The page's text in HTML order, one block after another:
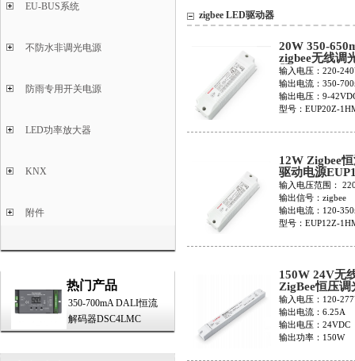
EU-BUS系统
不防水非调光电源
防雨专用开关电源
LED功率放大器
KNX
附件
热门产品
350-700mA DALI恒流
解码器DSC4LMC
zigbee LED驱动器
20W 350-
zigbee无线调
器EUP20Z-
输入电压：220-
输出电流：350-
输出电压：9-
型号：EUP20Z-
12W Zigbee
驱动电源
1HMC
输入电压范围：
输出信号：zigbee
输出电流：120-
型号：EUP12Z-
150W 24V无
ZigBee恒压调
LCP150Z-
输入电压：120-
输出电流：6.25A
输出电压：24VDC
输出功率：150W